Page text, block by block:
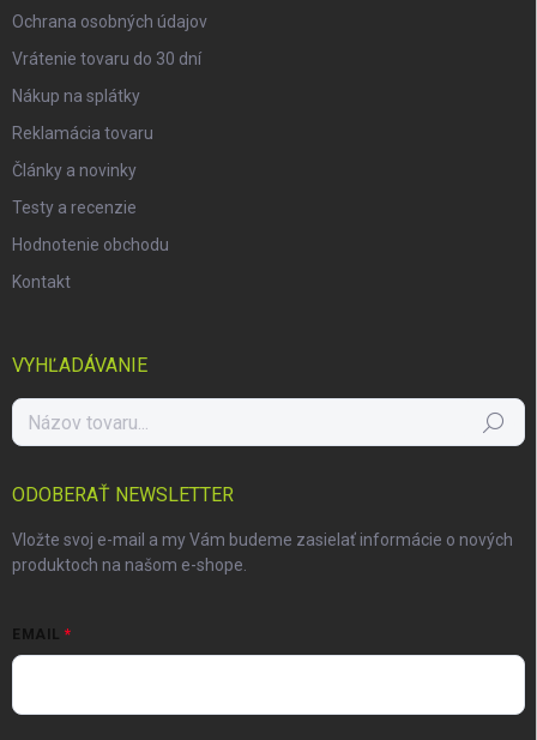
Ochrana osobných údajov
Vrátenie tovaru do 30 dní
Nákup na splátky
Reklamácia tovaru
Články a novinky
Testy a recenzie
Hodnotenie obchodu
Kontakt
VYHĽADÁVANIE
Hľadať
ODOBERAŤ NEWSLETTER
Vložte svoj e-mail a my Vám budeme zasielať informácie o nových
produktoch na našom e-shope.
EMAIL